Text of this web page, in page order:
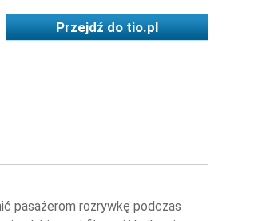
Przejdź dotio.pl
pasażerom rozrywkę podczas